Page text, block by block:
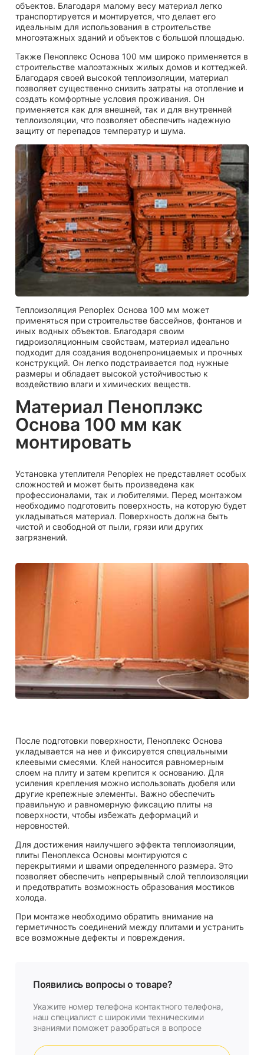
объектов. Благодаря малому весу материал легко
транспортируется и монтируется, что делает его
идеальным для использования в строительстве
многоэтажных зданий и объектов с большой площадью.
Также Пеноплекс Основа 100 мм широко применяется в
строительстве малоэтажных жилых домов и коттеджей.
Благодаря своей высокой теплоизоляции, материал
позволяет существенно снизить затраты на отопление и
создать комфортные условия проживания. Он
применяется как для внешней, так и для внутренней
теплоизоляции, что позволяет обеспечить надежную
защиту от перепадов температур и шума.
Теплоизоляция Penoplex Основа 100 мм может
применяться при строительстве бассейнов, фонтанов и
иных водных объектов. Благодаря своим
гидроизоляционным свойствам, материал идеально
подходит для создания водонепроницаемых и прочных
конструкций. Он легко подстраивается под нужные
размеры и обладает высокой устойчивостью к
воздействию влаги и химических веществ.
Материал Пеноплэкс
Основа 100 мм как
монтировать
Установка утеплителя Penoplex не представляет особых
сложностей и может быть произведена как
профессионалами, так и любителями. Перед монтажом
необходимо подготовить поверхность, на которую будет
укладываться материал. Поверхность должна быть
чистой и свободной от пыли, грязи или других
загрязнений.
После подготовки поверхности, Пеноплекс Основа
укладывается на нее и фиксируется специальными
клеевыми смесями. Клей наносится равномерным
слоем на плиту и затем крепится к основанию. Для
усиления крепления можно использовать дюбеля или
другие крепежные элементы. Важно обеспечить
правильную и равномерную фиксацию плиты на
поверхности, чтобы избежать деформаций и
неровностей.
Для достижения наилучшего эффекта теплоизоляции,
плиты Пеноплекса Основы монтируются с
перекрытиями и швами определенного размера. Это
позволяет обеспечить непрерывный слой теплоизоляции
и предотвратить возможность образования мостиков
холода.
При монтаже необходимо обратить внимание на
герметичность соединений между плитами и устранить
все возможные дефекты и повреждения.
Появились вопросы о товаре?
Укажите номер телефона контактного телефона,
наш специалист с широкими техническими
знаниями поможет разобраться в вопросе